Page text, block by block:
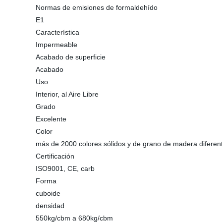
Normas de emisiones de formaldehído
E1
Característica
Impermeable
Acabado de superficie
Acabado
Uso
Interior, al Aire Libre
Grado
Excelente
Color
más de 2000 colores sólidos y de grano de madera
Certificación
ISO9001, CE, carb
Forma
cuboide
densidad
550kg/cbm a 680kg/cbm